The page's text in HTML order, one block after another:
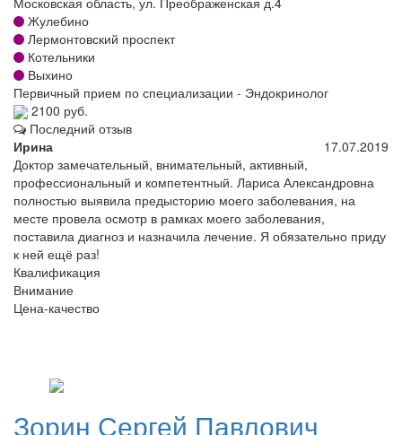
Жулебино
Лермонтовский проспект
Котельники
Выхино
Первичный прием по специализации - Эндокринолог
2100 руб.
Последний отзыв
Ирина
17.07.2019
Доктор замечательный, внимательный, активный,
профессиональный и компетентный. Лариса Александровна
полностью выявила предысторию моего заболевания, на
месте провела осмотр в рамках моего заболевания,
поставила диагноз и назначила лечение. Я обязательно приду
к ней ещё раз!
Квалификация
Внимание
Цена-качество
Зорин Сергей Павлович